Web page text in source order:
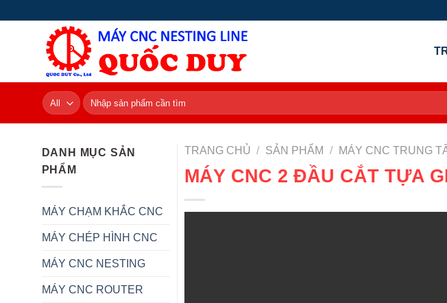
Tìm
kiếm:
DANH MỤC SẢN
PHẨM
MÁY CHẠM KHẮC CNC
MÁY CHÉP HÌNH CNC
MÁY CNC NESTING
MÁY CNC ROUTER
TRANG CHỦ / SẢN PHẨM / MÁY CNC TRUNG
MÁY CNC 2 ĐẦU CẮT TỰA